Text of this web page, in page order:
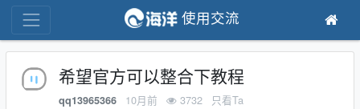
使用交流
希望官方可以整合下教程
qq13965366 10月前 3732 只看Ta